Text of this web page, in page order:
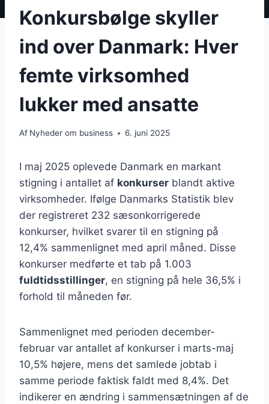
Konkursbølge skyller
ind over Danmark: Hver
femte virksomhed
lukker med ansatte
Af Nyheder om business 6. juni 2025
I maj 2025 oplevede Danmark en markant
stigning i antallet af konkurser blandt aktive
virksomheder. Ifølge Danmarks Statistik blev
der registreret 232 sæsonkorrigerede
konkurser, hvilket svarer til en stigning på
12,4% sammenlignet med april måned. Disse
konkurser medførte et tab på 1.003
fuldtidsstillinger, en stigning på hele 36,5% i
forhold til måneden før.
Sammenlignet med perioden december-
februar var antallet af konkurser i marts-maj
10,5% højere, mens det samlede jobtab i
samme periode faktisk faldt med 8,4%. Det
indikerer en ændring i sammensætningen af de